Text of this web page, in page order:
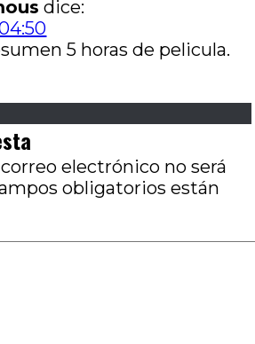
dice:
5 horas de pelicula.
electrónico no será
obligatorios están